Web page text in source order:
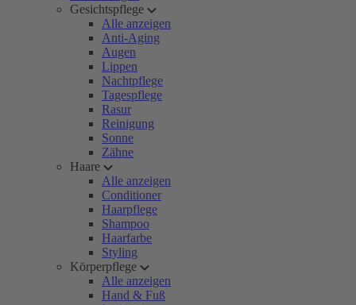
Gesichtspflege
Alle anzeigen
Anti-Aging
Augen
Lippen
Nachtpflege
Tagespflege
Rasur
Reinigung
Sonne
Zähne
Haare
Alle anzeigen
Conditioner
Haarpflege
Shampoo
Haarfarbe
Styling
Körperpflege
Alle anzeigen
Hand & Fuß